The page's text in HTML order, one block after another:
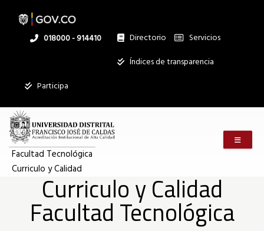
contenido
Linea
018000 - 914410 Directorio
Institucional
Servicios
Índices de transparencia
Participa
Facultad Tecnológica
Curriculo y Calidad
Curriculo y Calidad
Facultad Tecnológica